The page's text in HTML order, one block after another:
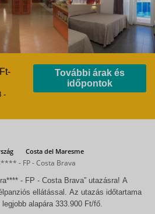
Ft-
-
További árak és
időpontok
Costa del Maresme
- FP - Costa Brava
- FP - Costa Brava” utazásra! A
ellátással. Az utazás időtartama
8 nap / 7 éjszaka. Az utazás legjobb alapára 333.900 Ft/fő.